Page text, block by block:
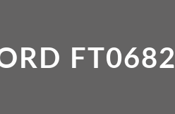
FT0682